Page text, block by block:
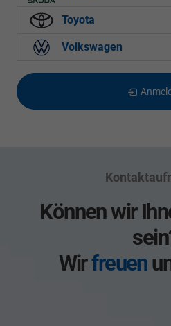
Toyota
Volkswagen
Können wir
Wirfreuen